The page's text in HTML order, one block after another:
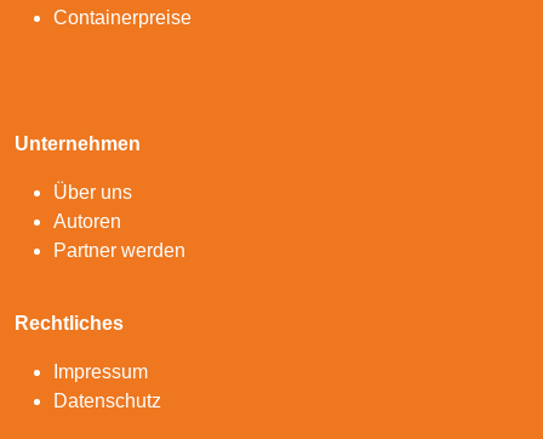
Containerpreise
Unternehmen
Über uns
Autoren
Partner werden
Rechtliches
Impressum
Datenschutz